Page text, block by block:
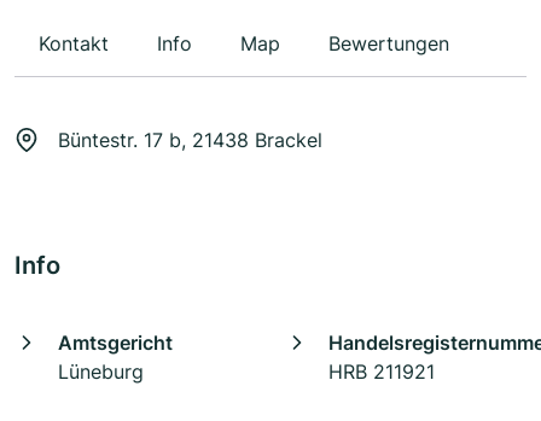
Kontakt Info Map Bewertungen
Büntestr. 17 b, 21438 Brackel
Info
Amtsgericht
Lüneburg
HRB 211921